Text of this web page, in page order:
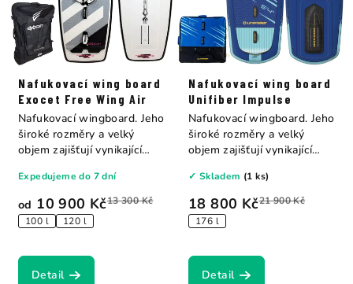
Nafukovací wing board
Exocet Free Wing Air
od 10 900 Kč13 300 Kč
100 l 120 l
Expedujeme do 7 dní
Detail
Nafukovací wingboard. Jeho
široké rozměry a velký
objem zajišťují vynikající
Nafukovací wing board
Unifiber Impulse
18 800 Kč21 900 Kč
176 l
✓ Skladem (1 ks)
Detail
Nafukovací wingboard. Jeho
široké rozměry a velký
objem zajišťují vynikající